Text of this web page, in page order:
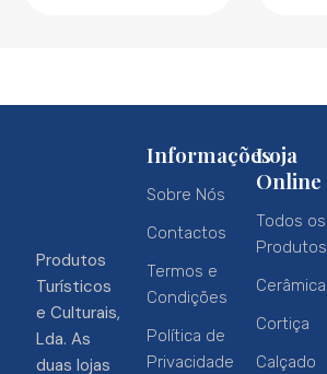
Produtos
Turísticos
e Culturais,
Lda. As
duas lojas
Informações
Sobre Nós
Contactos
Termos e
Condições
Política de
Privacidade
Loja
Online
Todos os
Produtos
Cerâmica
Cortiça
Calçado